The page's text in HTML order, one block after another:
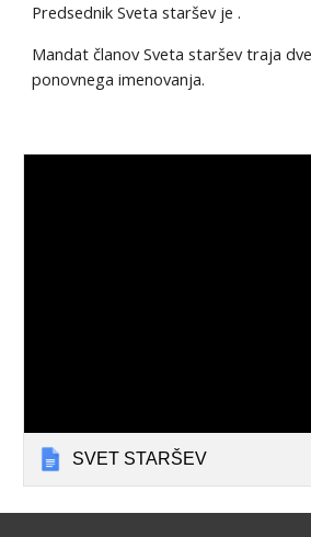
Predsednik Sveta staršev je .
Mandat članov Sveta staršev traja
ponovnega imenovanja.
SVET STARŠEV